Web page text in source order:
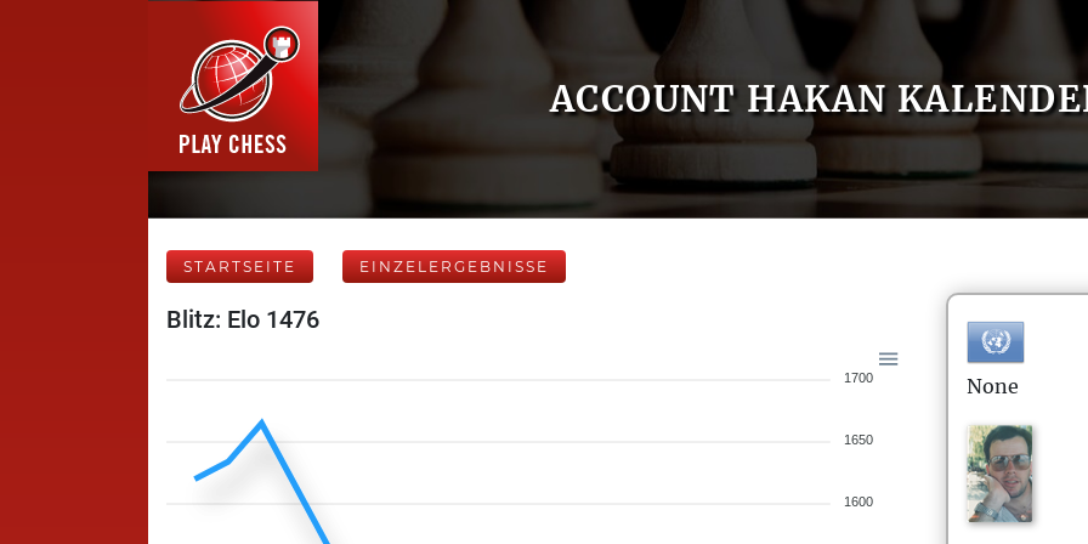
ACCOUNT HAKAN
STARTSEITE EINZELERGEBNISSE
Blitz: Elo 1476
1700
1650
1600
None